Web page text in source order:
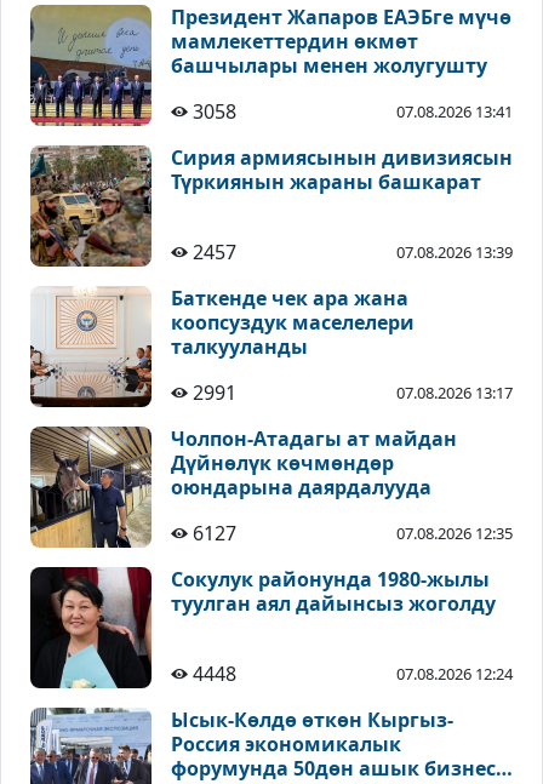
Президент Жапаров ЕАЭБге мүчө
мамлекеттердин өкмөт
башчылары менен жолугушту
3058
07.08.2026 13:41
Сирия армиясынын дивизиясын
Түркиянын жараны башкарат
2457 07.08.2026 13:39
Баткенде чек ара жана
коопсуздук маселелери
талкууланды
2991
07.08.2026 13:17
Чолпон-Атадагы ат майдан
Дүйнөлүк көчмөндөр
оюндарына даярдалууда
6127
07.08.2026 12:35
Сокулук районунда 1980-жылы
туулган аял дайынсыз жоголду
4448 07.08.2026 12:24
Ысык-Көлдө өткөн Кыргыз-
Россия экономикалык
форумунда 50дөн ашык бизнес-